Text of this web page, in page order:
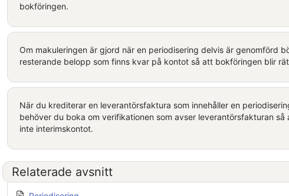
bokföringen.
Om makuleringen är gjord när en periodisering delvis är genomförd
resterande belopp som finns kvar på kontot så att bokföringen blir
När du krediterar en leverantörsfaktura som innehåller en
behöver du boka om verifikationen som avser leverantörsfakturan
inte interimskontot.
Relaterade avsnitt